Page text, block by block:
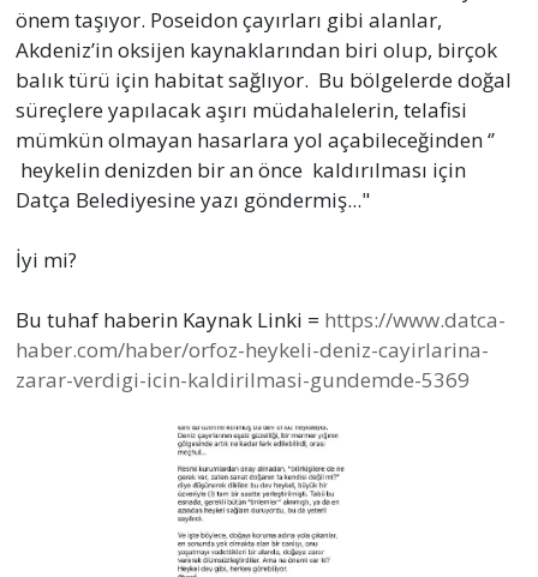
önem taşıyor. Poseidon çayırları gibi alanlar,
Akdeniz’in oksijen kaynaklarından biri olup, birçok
balık türü için habitat sağlıyor. Bu bölgelerde doğal
süreçlere yapılacak aşırı müdahalelerin, telafisi
mümkün olmayan hasarlara yol açabileceğinden ‘’
heykelin denizden bir an önce kaldırılması için
Datça Belediyesine yazı göndermiş..."
İyi mi?
Bu tuhaf haberin Kaynak Linki = https://www.datca-
haber.com/haber/orfoz-heykeli-deniz-cayirlarina-
zarar-verdigi-icin-kaldirilmasi-gundemde-5369